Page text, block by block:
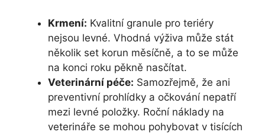
Krmení: Kvalitní granule pro teriéry
nejsou levné. Vhodná výživa může stát
několik set korun měsíčně, a to se může
na konci roku pěkně nasčítat.
Veterinární péče: Samozřejmě, že ani
preventivní prohlídky a očkování nepatří
mezi levné položky. Roční náklady na
veterináře se mohou pohybovat v tisících